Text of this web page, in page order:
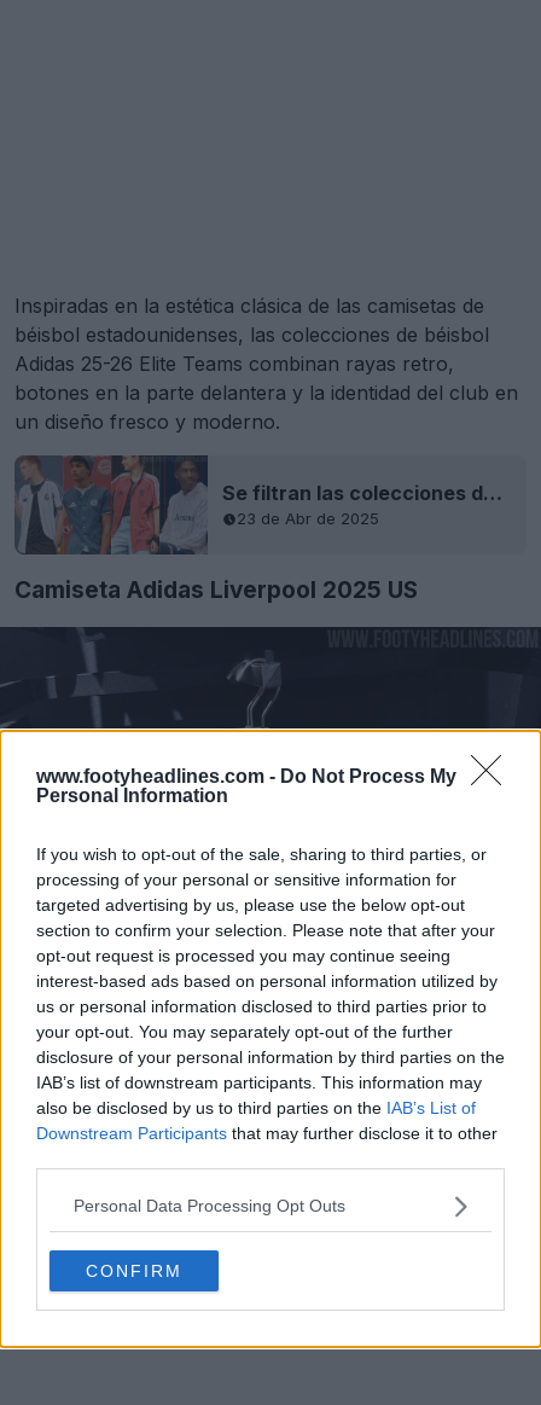
www.footyheadlines.com - Do Not Process My
Personal Information
If you wish to opt-out of the sale, sharing to third parties, or
processing of your personal or sensitive information for
targeted advertising by us, please use the below opt-out
section to confirm your selection. Please note that after your
opt-out request is processed you may continue seeing
interest-based ads based on personal information utilized by
us or personal information disclosed to third parties prior to
your opt-out. You may separately opt-out of the further
disclosure of your personal information by third parties on the
IAB’s list of downstream participants. This information may
also be disclosed by us to third parties on the IAB’s List of
Downstream Participants that may further disclose it to other
Personal Data Processing Opt Outs
CONFIRM
Inspiradas en la estética clásica de las camisetas de
béisbol estadounidenses, las colecciones de béisbol
Adidas 25-26 Elite Teams combinan rayas retro,
botones en la parte delantera y la identidad del club en
un diseño fresco y moderno.
Se filtran las colecciones de béisbol Adidas 25-26 Elite Teams
23 de Abr de 2025
Camiseta Adidas Liverpool 2025 US